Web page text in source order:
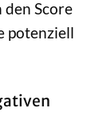
Score
potenziell